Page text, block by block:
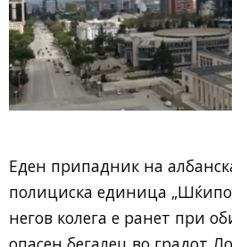
Еден припадник на
полициска единица
негов колега е ранет при